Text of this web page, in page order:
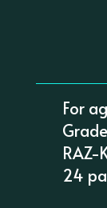
For
RAZ-
24